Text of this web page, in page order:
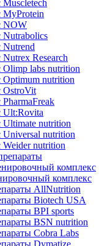
Muscletech
MyProtein
NOW
Nutrabolics
Nutrend
Nutrex Research
Olimp labs nutrition
Optimum nutrition
OstroVit
PharmaFreak
Ult:Rovita
Ultimate nutrition
Universal nutrition
Weider nutrition
комплекс
комплекс
AllNutrition
Biotech USA
BPI sports
BSN nutrition
Cobra Labs
Dymatize